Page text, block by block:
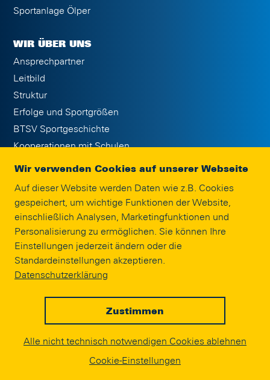
Sportanlage Ölper
WIR ÜBER UNS
Ansprechpartner
Leitbild
Struktur
Erfolge und Sportgrößen
BTSV Sportgeschichte
Kooperationen mit Schulen
Interne Meldestelle
Impressum
SPONSORING
© EINTRACHT.COM 2020
Wir verwenden Cookies auf unserer Webseite
Auf dieser Website werden Daten wie z.B. Cookies
gespeichert, um wichtige Funktionen der Website,
einschließlich Analysen, Marketingfunktionen und
Personalisierung zu ermöglichen. Sie können Ihre
Einstellungen jederzeit ändern oder die
Standardeinstellungen akzeptieren.
Datenschutzerklärung
Zustimmen
Alle nicht technisch notwendigen Cookies ablehnen
Cookie-Einstellungen